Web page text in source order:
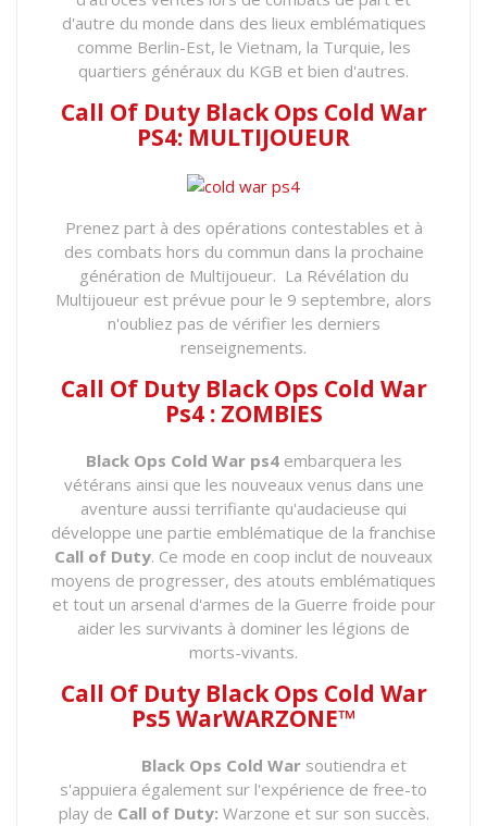
d'autre du monde dans des lieux emblématiques
comme Berlin-Est, le Vietnam, la Turquie, les
quartiers généraux du KGB et bien d'autres.
Call Of Duty Black Ops Cold War
PS4: MULTIJOUEUR
Prenez part à des opérations contestables et à
des combats hors du commun dans la prochaine
génération de Multijoueur. La Révélation du
Multijoueur est prévue pour le 9 septembre, alors
n'oubliez pas de vérifier les derniers
renseignements.
Call Of Duty Black Ops Cold War
Ps4 : ZOMBIES
Black Ops Cold War ps4embarquera les
vétérans ainsi que les nouveaux venus dans une
aventure aussi terrifiante qu'audacieuse qui
développe une partie emblématique de la franchise
Call of Duty. Ce mode en coop inclut de nouveaux
moyens de progresser, des atouts emblématiques
et tout un arsenal d'armes de la Guerre froide pour
aider les survivants à dominer les légions de
morts-vivants.
Call Of Duty Black Ops Cold War
Ps5 WarWARZONE™
Black Ops Cold War soutiendra et
s'appuiera également sur l'expérience de free-to
play de Call of Duty: Warzone et sur son succès.